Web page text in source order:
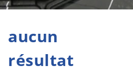
aucun
résultat